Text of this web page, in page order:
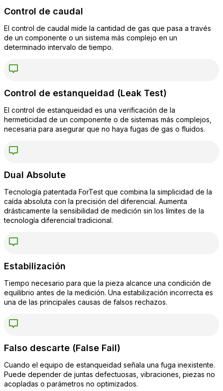
Control de caudal
El control de caudal mide la cantidad de gas que pasa a través
de un componente o un sistema más complejo en un
determinado intervalo de tiempo.
Control de estanqueidad (Leak Test)
El control de estanqueidad es una verificación de la
hermeticidad de un componente o de sistemas más complejos,
necesaria para asegurar que no haya fugas de gas o fluidos.
Dual Absolute
Tecnología patentada ForTest que combina la simplicidad de la
caída absoluta con la precisión del diferencial. Aumenta
drásticamente la sensibilidad de medición sin los límites de la
tecnología diferencial tradicional.
Estabilización
Tiempo necesario para que la pieza alcance una condición de
equilibrio antes de la medición. Una estabilización incorrecta es
una de las principales causas de falsos rechazos.
Falso descarte (False Fail)
Cuando el equipo de estanqueidad señala una fuga inexistente.
Puede depender de juntas defectuosas, vibraciones, piezas no
acopladas o parámetros no optimizados.